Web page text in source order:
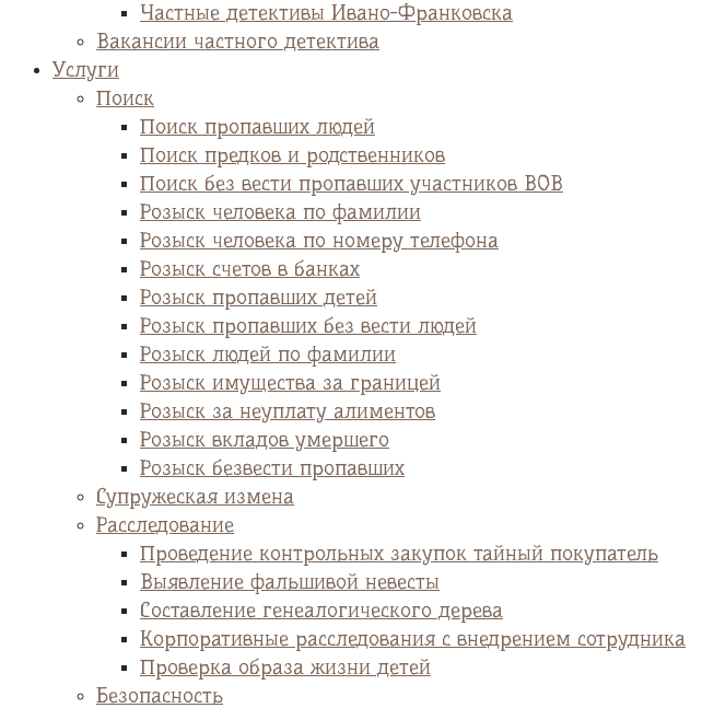
Частные детективы Ивано-Франковска
Вакансии частного детектива
Услуги
Поиск
Поиск пропавших людей
Поиск предков и родственников
Поиск без вести пропавших участников ВОВ
Розыск человека по фамилии
Розыск человека по номеру телефона
Розыск счетов в банках
Розыск пропавших детей
Розыск пропавших без вести людей
Розыск людей по фамилии
Розыск имущества за границей
Розыск за неуплату алиментов
Розыск вкладов умершего
Розыск безвести пропавших
Супружеская измена
Расследование
Проведение контрольных закупок тайный покупатель
Выявление фальшивой невесты
Cоставление генеалогического дерева
Корпоративные расследования с внедрением сотрудника
Проверка образа жизни детей
Безопасность